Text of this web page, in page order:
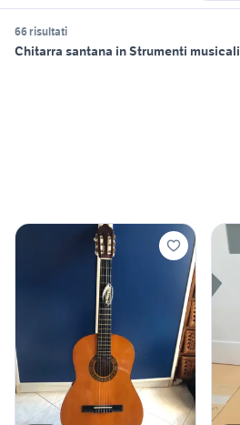
66 risultati
Chitarra santana in Strumenti musicali